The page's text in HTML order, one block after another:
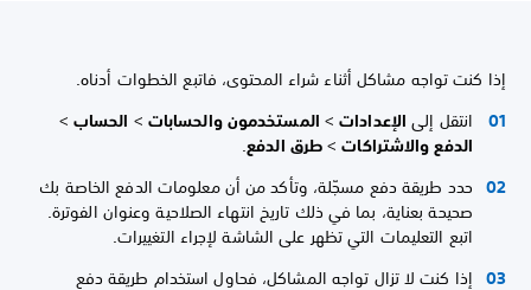
إذا كنت تواجه مشاكل أثناء شراء المحتوى، فاتبع الخطوات أدناه.
انتقل إلى الإعدادات> المستخدمون والحسابات > الحساب >
الدفع والاشتراكات> طرق الدفع.
حدد طريقة دفع مسجّلة، وتأكد من أن معلومات الدفع الخاصة بك
صحيحة بعناية، بما في ذلك تاريخ انتهاء الصلاحية وعنوان الفوترة.
اتبع التعليمات التي تظهر على الشاشة لإجراء التغييرات.
إذا كنت لا تزال تواجه المشاكل، فحاول استخدام طريقة دفع